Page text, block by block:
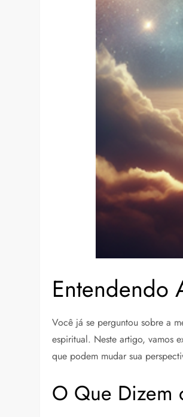
Entendendo
Você já se perguntou sobre a
espiritual. Neste artigo, vamos
que podem mudar sua
O Que Dizem